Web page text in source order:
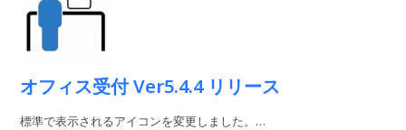
オフィス受付 Ver5.4.4 リリース
標準で表示されるアイコンを変更しました。…